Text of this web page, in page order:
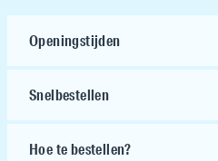
Openingstijden
Snelbestellen
Hoe te bestellen?